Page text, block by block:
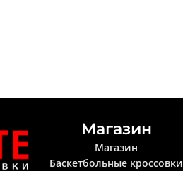
Магазин
Магазин
Баскетбольные кроссовки